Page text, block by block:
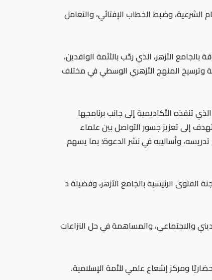
الشرعية، وضبط الخطاب الإفتائي، والتعامل
الأزهر، الذي رحّب بالأئمة الوافدين،
وترسيخ المنهج الأزهري الوسطي في مختلف
تنفذه الأكاديمية إلى جانب برنامجها
إلى تعزيز جسور التواصل بين علماء
وأساليبه في نشر الدعوة؛ بما يسهم
الرئيسية بالجامع الأزهر، وفضيلة د
والاجتماعي، والمساهمة في حل النزاعات
ومركز إشعاع علمي للأمة الإسلامية.